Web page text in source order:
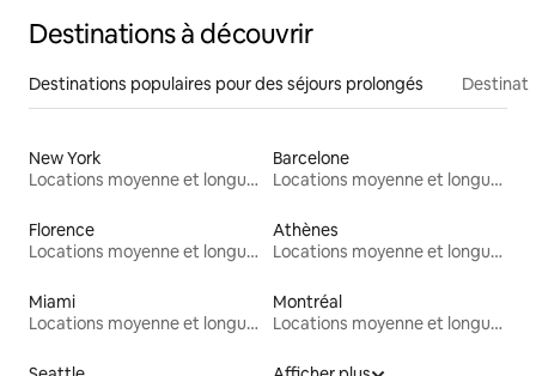
Destinations à découvrir
Destinations populaires pour des séjours prolongés
New York
Locations moyenne et longue durée
Barcelone
Locations moyenne et longue durée
Florence
Locations moyenne et longue durée
Athènes
Locations moyenne et longue durée
Miami
Locations moyenne et longue durée
Montréal
Locations moyenne et longue durée